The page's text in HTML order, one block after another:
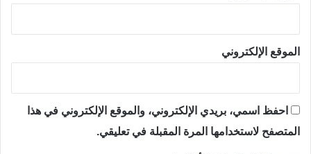
الموقع الإلكتروني
احفظ اسمي، بريدي الإلكتروني، والموقع الإلكتروني في هذا
المتصفح لاستخدامها المرة المقبلة في تعليقي.